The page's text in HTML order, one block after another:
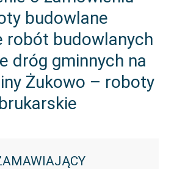
budowlane
robót budowlanych
dróg gminnych na
Żukowo – roboty
brukarskie